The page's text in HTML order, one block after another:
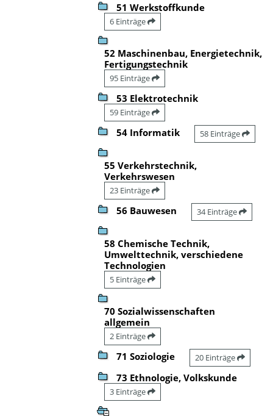
51 Werkstoffkunde
6 Einträge
52 Maschinenbau, Energietechnik,
Fertigungstechnik
95 Einträge
53 Elektrotechnik
59 Einträge
54 Informatik 58 Einträge
55 Verkehrstechnik,
Verkehrswesen
23 Einträge
56 Bauwesen 34 Einträge
58 Chemische Technik,
Umwelttechnik, verschiedene
Technologien
5 Einträge
70 Sozialwissenschaften
allgemein
2 Einträge
71 Soziologie 20 Einträge
73 Ethnologie, Volkskunde
3 Einträge